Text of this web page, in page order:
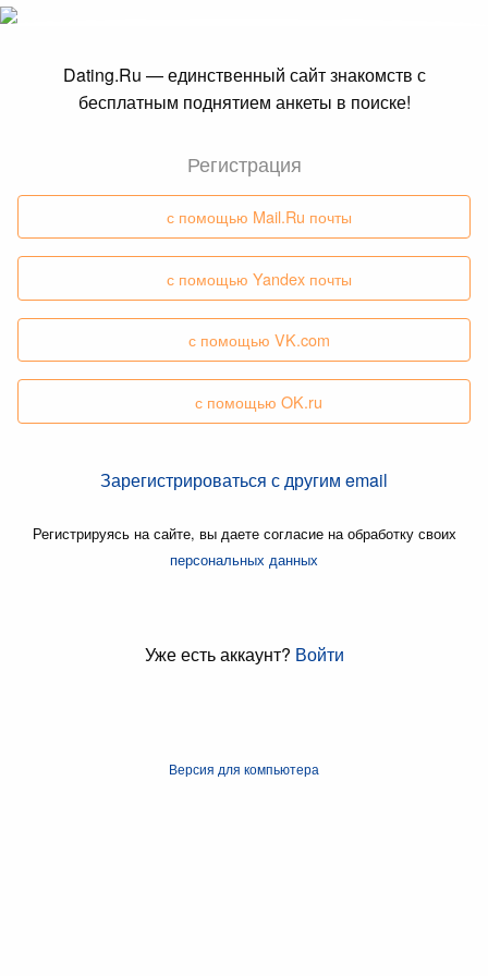
Dating.Ru — единственный сайт знакомств с
бесплатным поднятием анкеты в поиске!
Регистрация
с помощью Mail.Ru почты
с помощью Yandex почты
с помощью VK.com
с помощью OK.ru
Зарегистрироваться с другим email
Регистрируясь на сайте, вы даете согласие на обработку своих
персональных данных
Уже есть аккаунт? Войти
Версия для компьютера